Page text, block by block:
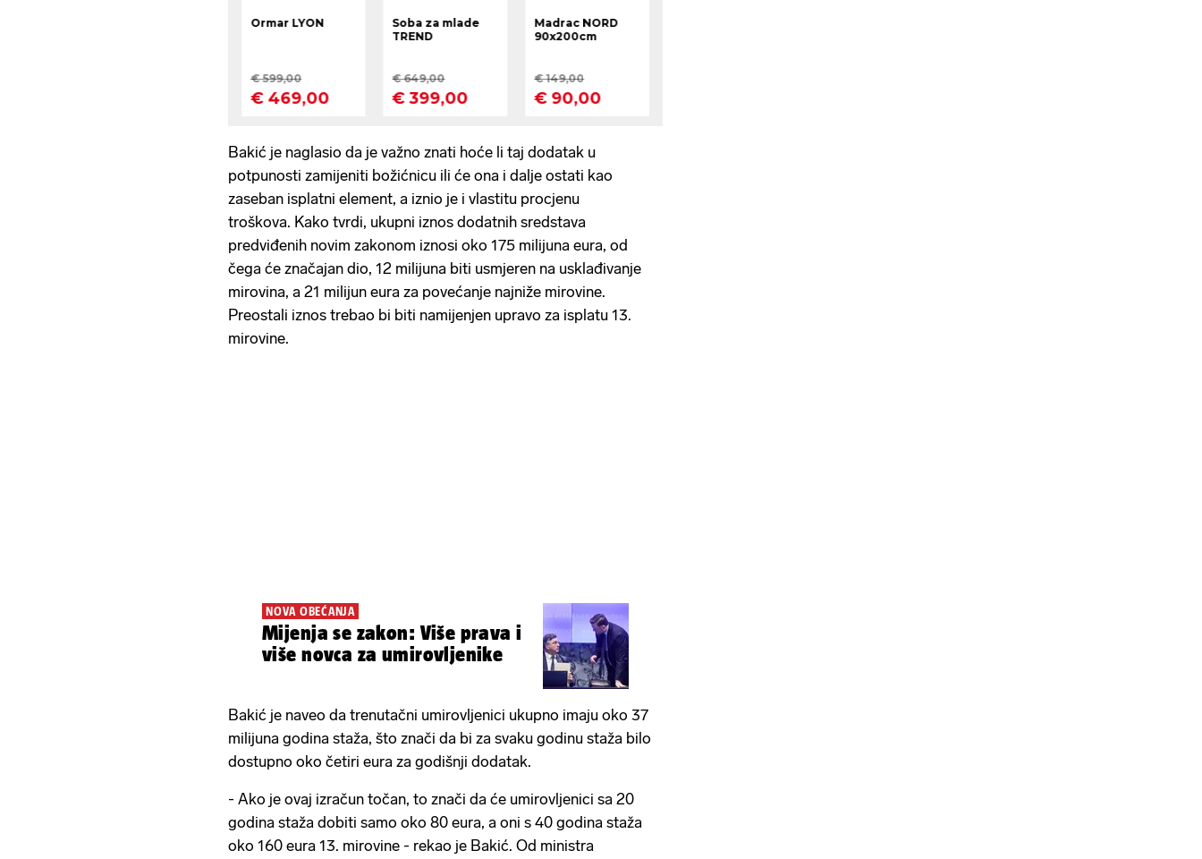
Bakić je naglasio da je važno znati hoće li taj dodatak u
potpunosti zamijeniti božićnicu ili će ona i dalje ostati kao
zaseban isplatni element, a iznio je i vlastitu procjenu
troškova. Kako tvrdi, ukupni iznos dodatnih sredstava
predviđenih novim zakonom iznosi oko 175 milijuna eura, od
čega će značajan dio, 12 milijuna biti usmjeren na usklađivanje
mirovina, a 21 milijun eura za povećanje najniže mirovine.
Preostali iznos trebao bi biti namijenjen upravo za isplatu 13.
mirovine.
NOVA OBEĆANJA
Mijenja se zakon: Više prava i
više novca za umirovljenike
Bakić je naveo da trenutačni umirovljenici ukupno imaju oko 37
milijuna godina staža, što znači da bi za svaku godinu staža bilo
dostupno oko četiri eura za godišnji dodatak.
- Ako je ovaj izračun točan, to znači da će umirovljenici sa 20
godina staža dobiti samo oko 80 eura, a oni s 40 godina staža
oko 160 eura 13. mirovine - rekao je Bakić. Od ministra